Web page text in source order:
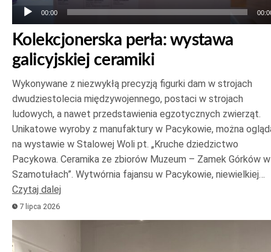
00:00
Kolekcjonerska perła: wystawa
galicyjskiej ceramiki
Wykonywane z niezwykłą precyzją figurki dam w strojach
dwudziestolecia międzywojennego, postaci w strojach
ludowych, a nawet przedstawienia egzotycznych zwierząt.
Unikatowe wyroby z manufaktury w Pacykowie, można
na wystawie w Stalowej Woli pt. „Kruche dziedzictwo
Pacykowa. Ceramika ze zbiorów Muzeum – Zamek Górków w
Szamotułach”. Wytwórnia fajansu w Pacykowie, niewielkiej…
Czytaj dalej
7 lipca 2026
Odtwarzacz
plików